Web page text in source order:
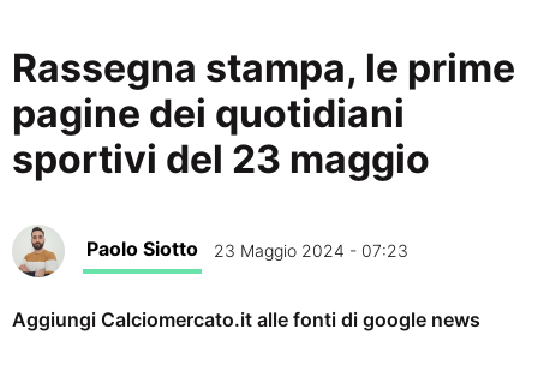
Rassegna stampa, le prime
pagine dei quotidiani
sportivi del 23 maggio
Paolo Siotto 23 Maggio 2024 - 07:23
Aggiungi Calciomercato.it alle fonti di google news